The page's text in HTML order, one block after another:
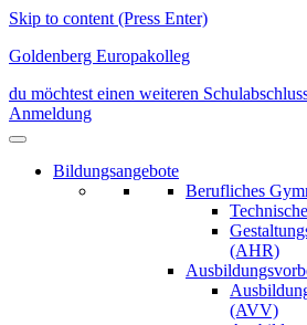
Skip to content (Press Enter)
Goldenberg Europakolleg
du möchtest einen weiteren
Anmeldung
Bildungsangebote
Berufliches
(AHR)
(AVV)